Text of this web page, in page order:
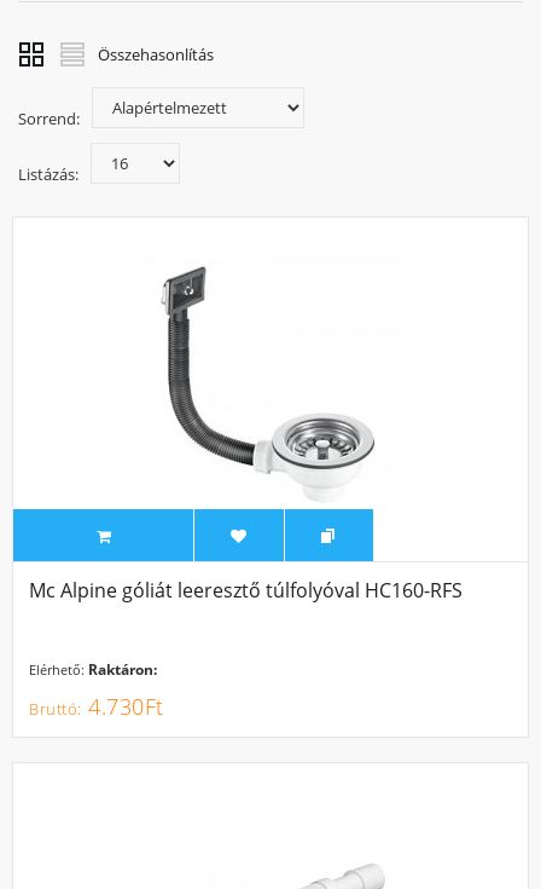
Összehasonlítás
Sorrend:
Listázás:
Mc Alpine góliát leeresztő túlfolyóval HC160-RFS
Elérhető: Raktáron:
4.730Ft